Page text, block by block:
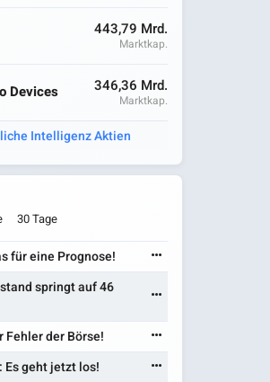
443,79 Mrd.
Marktkap.
Devices 346,36 Mrd.
Marktkap.
Intelligenz Aktien
30 Tage
für eine Prognose!
springt auf 46
der Börse!
Es geht jetzt los!